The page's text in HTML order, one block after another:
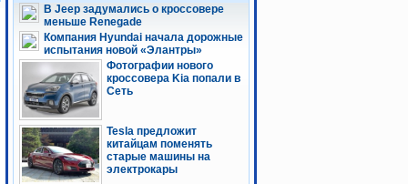
В Jeep задумались о кроссовере
меньше Renegade
Компания Hyundai начала дорожные
испытания новой «Элантры»
Фотографии нового
кроссовера Kia попали в
Сеть
Tesla предложит
китайцам поменять
старые машины на
электрокары